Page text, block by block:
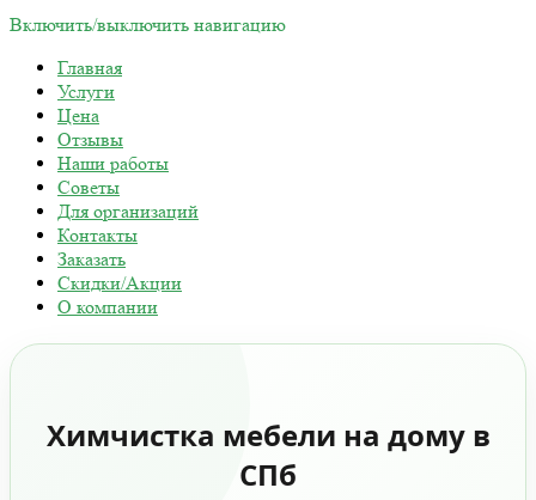
Включить/выключить навигацию
Главная
Услуги
Цена
Отзывы
Наши работы
Советы
Для организаций
Контакты
Заказать
Скидки/Акции
О компании
Химчистка мебели на дому в
СПб